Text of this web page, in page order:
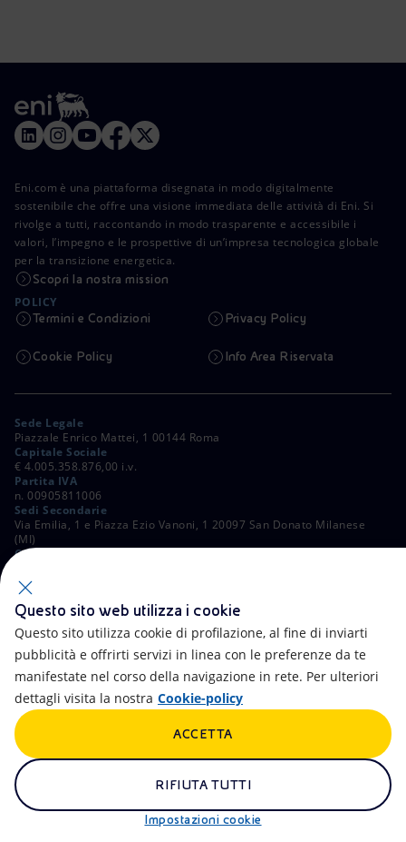
Eni.com è una piattaforma disegnata in modo digitalmente
sostenibile che offre una visione immediata delle attività di Eni. Si
rivolge a tutti, raccontando in modo trasparente e accessibile i
valori, l’impegno e le prospettive di un’impresa tecnologica globale
per la transizione energetica.
Scopri la nostra mission
POLICY
Termini e Condizioni Privacy Policy
Cookie Policy Info Area Riservata
Sede Legale
Piazzale Enrico Mattei, 1 00144 Roma
Capitale Sociale
€ 4.005.358.876,00 i.v.
Partita IVA
n. 00905811006
Sedi Secondarie
Via Emilia, 1 e Piazza Ezio Vanoni, 1 20097 San Donato Milanese
(MI)
C. Fiscale e Registro Imprese di Roma
ALTRI LINK
Accessibilità Calendario
Newsletter Intelligenza artificiale
Truffe e Phishing
Remit Alluvioni
Questo sito web utilizza i cookie
Questo sito utilizza cookie di profilazione, al fine di inviarti
pubblicità e offrirti servizi in linea con le preferenze da te
manifestate nel corso della navigazione in rete. Per ulteriori
dettagli visita la nostra Cookie-policy
Impostazioni cookie
RIFIUTA TUTTI
ACCETTA